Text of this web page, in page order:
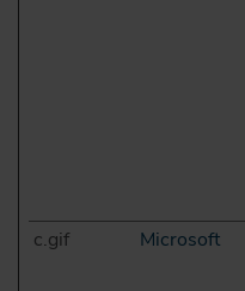
c.gif Microsoft